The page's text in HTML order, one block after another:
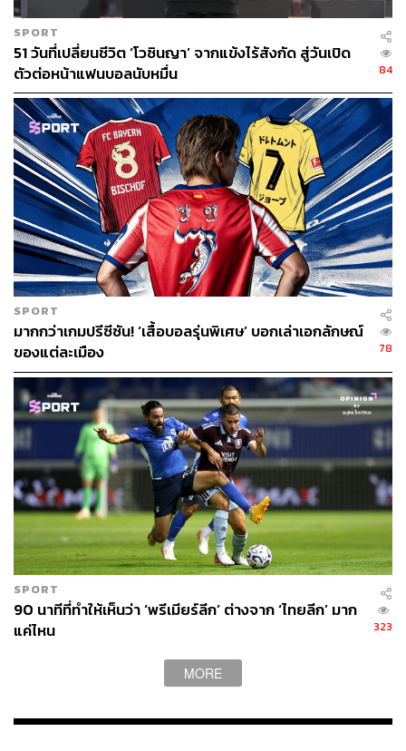
การที่นักฟุตบอลดีกรีระดับนี้ย้ายทีมจึงเป็นเรื่องใหญ่เสมอ
และมันยิ่งใหญ่ไปกว่านั้นอีกเพราะทีมที่เขาเลือกย้ายทีมมาไม่
ได้เป็นทีมเบอร์ท็อปของวงการฟุตบอลอังกฤษในเวลานั้น
อย่าง แมนเชสเตอร์ ยูไนเต็ด, แบล็คเบิร์น โรเวอร์ส หรือ
ลิเวอร์พูล
แต่เป็นสเปอร์ส ทีมที่กำลังย่ำแย่กระเสือกกระสนอย่างหนักใน
ฤดูกาลก่อนหน้า (1993/94) และตรงนี้เองที่ทำให้เรื่องนี้เข้า
ขั้น ‘คลาสสิก’ กับการที่สโมสรที่กำลังย่ำแย่อย่างสเปอร์ส
สามารถดึงตัวศูนย์หน้าเบอร์ต้นของโลกมาได้แบบสุดเหลือ
เชื่อ
เรื่องราวทั้งหมดเกิดขึ้นจากสายโทรศัพท์สายหนึ่ง เรือยอชต์
ยอชต์ของ อลัน ชูการ์ จอดเทียบท่าอยู่อย่างเงียบๆ
SPORT
51 วันที่เปลี่ยนชีวิต ‘โวซินญา’ จากแข้งไร้สังกัด สู่วันเปิด
ตัวต่อหน้าแฟนบอลนับหมื่น
84
SPORT
มากกว่าเกมปรีซีซัน! ‘เสื้อบอลรุ่นพิเศษ’ บอกเล่าเอกลักษณ์
ของแต่ละเมือง
78
SPORT
90 นาทีที่ทำให้เห็นว่า ‘พรีเมียร์ลีก’ ต่างจาก ‘ไทยลีก’ มาก
แค่ไหน
323
MORE